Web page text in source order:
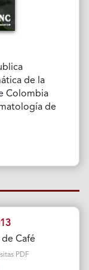
de la
Colombia
de
Café
PDF